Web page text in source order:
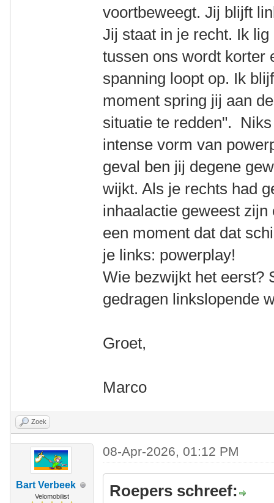
voortbeweegt. Jij blijft
Jij staat in je recht. Ik
tussen ons wordt korter
spanning loopt op. Ik
moment spring jij aan
situatie te redden".
intense vorm van
geval ben jij degene
wijkt. Als je rechts had
inhaalactie geweest
een moment dat dat
je links: powerplay!
Wie bezwijkt het eerst?
gedragen linkslopende
Groet,
Marco
Zoek
Bart Verbeek
Velomobilist
08-Apr-2026, 01:12 PM
Roepers schreef: